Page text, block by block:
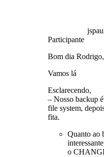
Participante
Bom dia Rodrigo,
Vamos lá
Esclarecendo,
– Nosso backup
file system,
fita.
Quanto ao
o